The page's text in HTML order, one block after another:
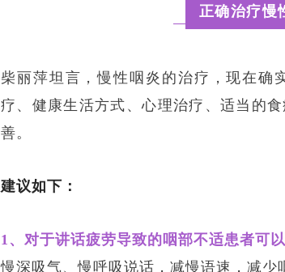
正确治疗慢
柴丽萍坦言，慢性咽炎的治疗，现在确
疗、健康生活方式、心理治疗、适当的
善。
建议如下：
1、对于讲话疲劳导致的咽部不适患者可
慢深吸气、慢呼吸说话，减慢语速，减少